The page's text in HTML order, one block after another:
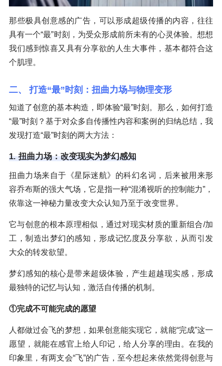
那些极具创意感的广告，可以形成超级传播的内容，往往
具有一个“最”时刻，为受众形成前所未有的心灵体验。想想
我们感到惊喜又具有分享欲的人生大事件，基本都符合这
个肌理。
二、 打造“最”时刻：扭曲力场与物理变形
知道了创意的基本构造，即体验“最”时刻。那么，如何打造
“最”时刻？基于对众多自传播性内容和案例的归纳总结，我
发现打造“最”时刻的两大方法：
1. 扭曲力场：改变现实为梦幻感知
扭曲力场来自于《星际迷航》的科幻名词，后来被用来形
容乔布斯的强大气场，它是指一种“混淆视听的控制能力”，
依靠这一神秘力量改变大众认知乃至于改变世界。
它与创意的根本原理相似，通过对现实材质的重新组合/加
工，制造出梦幻的感知，形成记忆度及分享欲，从而引发
大众的转发欲望。
梦幻感知的核心是带来超级体验，产生超越现实感，形成
最独特的记忆与认知，激活自传播的机制。
①完成不可能完成的愿望
人都做过会飞的梦想，如果创意能实现它，就能“完成”这一
愿望，就能在感官上给人印记，给人分享的理由。在我的
印象里，有两支会“飞”的广告，至今想起来依然觉得创意与